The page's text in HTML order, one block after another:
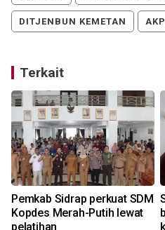
DITJENBUN KEMETAN
Terkait
Pemkab Sidrap perkuat SDM
Kopdes Merah-Putih lewat
pelatihan